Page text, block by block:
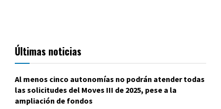
Últimas noticias
Al menos cinco autonomías no podrán atender todas
las solicitudes del Moves III de 2025, pese a la
ampliación de fondos